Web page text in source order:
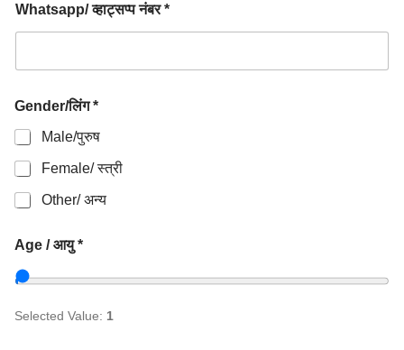
Whatsapp/ व्हाट्सप्प नंबर *
Gender/लिंग *
Male/पुरुष
Female/ स्त्री
Other/ अन्य
Age / आयु *
Selected Value: 1